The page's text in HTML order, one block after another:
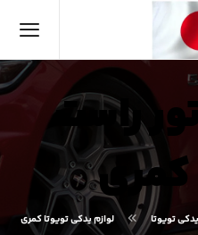
راست
کمری
تویوتا لوازم یدکی تویوتا کمری